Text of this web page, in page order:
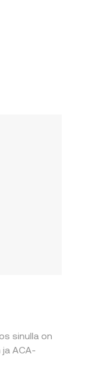
sinulla on
ACA-